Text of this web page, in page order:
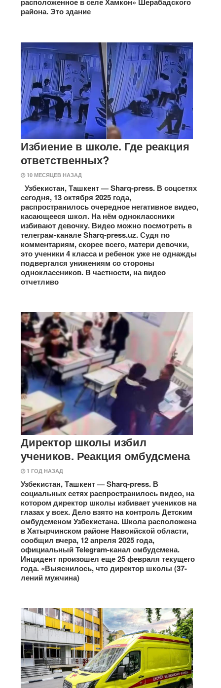
района. Это здание
Избиение в школе. Где реакция
ответственных?
10 МЕСЯЦЕВ НАЗАД
Узбекистан, Ташкент — Sharq-press. В соцсетях
сегодня, 13 октября 2025 года,
распространилось очередное негативное видео,
касающееся школ. На нём одноклассники
избивают девочку. Видео можно посмотреть в
телеграм-канале Sharq-press.uz. Судя по
комментариям, скорее всего, матери девочки,
это ученики 4 класса и ребенок уже не однажды
подвергался унижениям со стороны
одноклассников. В частности, на видео
отчетливо
Директор школы избил
учеников. Реакция омбудсмена
1 ГОД НАЗАД
Узбекистан, Ташкент — Sharq-press. В
социальных сетях распространилось видео, на
котором директор школы избивает учеников на
глазах у всех. Дело взято на контроль Детским
омбудсменом Узбекистана. Школа расположена
в Хатырчинском районе Навоийской области,
сообщил вчера, 12 апреля 2025 года,
официальный Telegram-канал омбудсмена.
Инцидент произошел еще 25 февраля текущего
года. «Выяснилось, что директор школы (37-
лений мужчина)